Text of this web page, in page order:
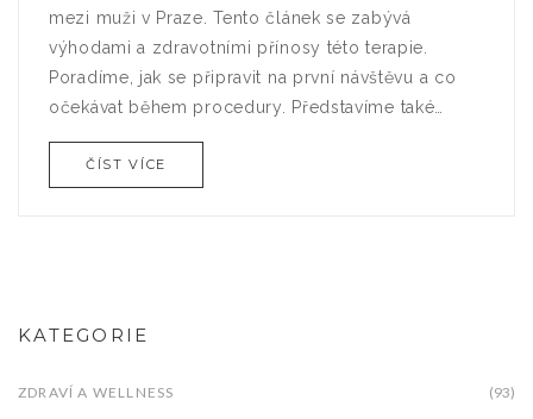
mezi muži v Praze. Tento článek se zabývá
výhodami a zdravotními přínosy této terapie.
Poradíme, jak se připravit na první návštěvu a co
očekávat během procedury. Představíme také
ČÍST VÍCE
KATEGORIE
ZDRAVÍ A WELLNESS (93)